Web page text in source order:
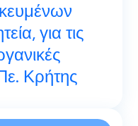
για τις
Κρήτης